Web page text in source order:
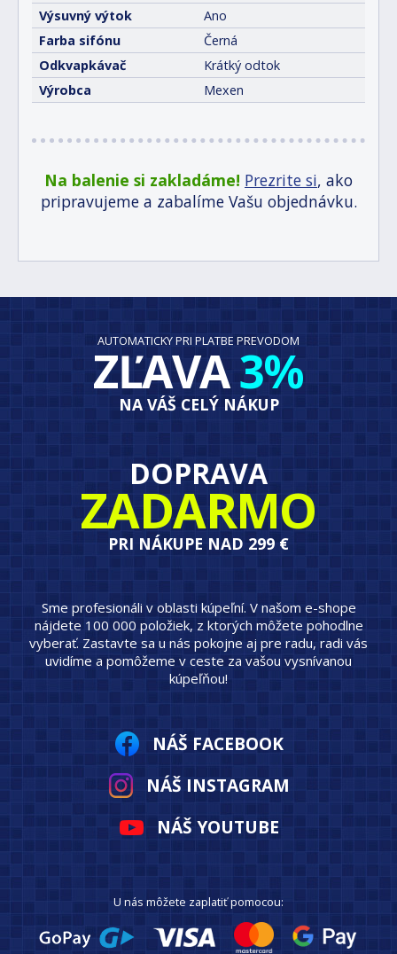
Výsuvný výtok
Ano
Farba sifónu
Černá
Odkvapkávač
Krátký odtok
Výrobca
Mexen
Na balenie si zakladáme! Prezrite si, ako
pripravujeme a zabalíme Vašu objednávku.
AUTOMATICKY PRI PLATBE PREVODOM
ZĽAVA3%
NA VÁŠ CELÝ NÁKUP
DOPRAVA
ZADARMO
PRI NÁKUPE NAD 299 €
Sme profesionáli v oblasti kúpeľní. V našom e-shope
nájdete 100 000 položiek, z ktorých môžete pohodlne
vyberať. Zastavte sa u nás pokojne aj pre radu, radi vás
uvidíme a pomôžeme v ceste za vašou vysnívanou
kúpeľňou!
NÁŠ FACEBOOK
NÁŠ INSTAGRAM
NÁŠ YOUTUBE
U nás môžete zaplatiť pomocou: